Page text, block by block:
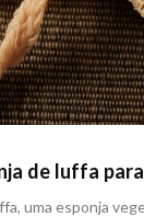
de luffa
uma esponja